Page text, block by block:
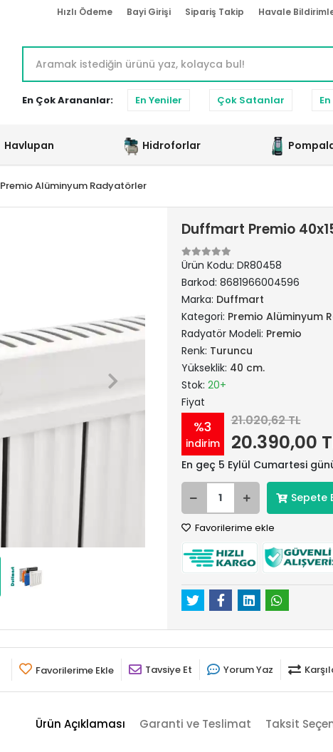
Hızlı Ödeme Bayi Girişi Sipariş Takip Havale
En Çok Arananlar: En Yeniler Çok Satanlar
Havlupan Hidroforlar
Premio Alüminyum Radyatörler
Duffmart Premio
Ürün Kodu: DR80458
Barkod: 8681966004596
Marka: Duffmart
Kategori: Premio Alüminyum
Radyatör Modeli: Premio
Renk: Turuncu
Yükseklik: 40 cm.
Stok: 20+
Fiyat
%3
indirim
21.020,62 TL
20.390,00
En geç 5 Eylül Cumartesi
Sepete
Favorilerime ekle
Favorilerime Ekle Tavsiye Et Yorum Yaz
Ürün Açıklaması Garanti ve Teslimat Taksit